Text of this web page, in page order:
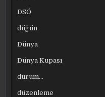
DSÖ
düğün
Dünya
Dünya Kupası
durum…
düzenleme